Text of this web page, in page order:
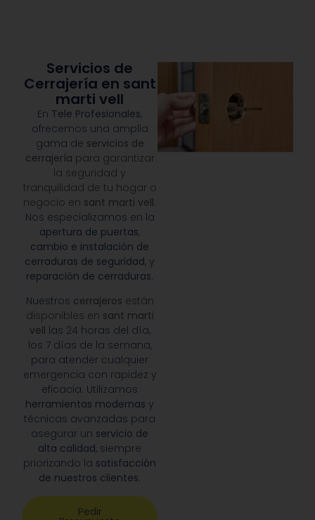
Servicios de
Cerrajería en sant
marti vell
En Tele Profesionales,
ofrecemos una amplia
gama de servicios de
cerrajería para garantizar
la seguridad y
tranquilidad de tu hogar o
negocio en sant marti vell.
Nos especializamos en la
apertura de puertas,
cambio e instalación de
cerraduras de seguridad, y
reparación de cerraduras.
Nuestros cerrajeros están
disponibles en sant marti
vell las 24 horas del día,
los 7 días de la semana,
para atender cualquier
emergencia con rapidez y
eficacia. Utilizamos
herramientas modernas y
técnicas avanzadas para
asegurar un servicio de
alta calidad, siempre
priorizando la satisfacción
de nuestros clientes.
Pedir